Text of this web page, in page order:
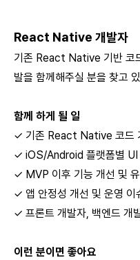
React Native 개발자
기존 React Native 기반 코
발을 함께해주실 분을 찾고
함께 하게 될 일
✓ 기존 React Native 코드
✓ iOS/Android 플랫폼별 UI
✓ MVP 이후 기능 개선 및
✓ 앱 안정성 개선 및 운영 이
✓ 프론트 개발자, 백엔드 개
이런 분이면 좋아요